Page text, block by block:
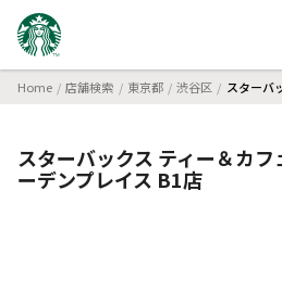
Home 店舗検索 東京都 渋谷区 スターバ
スターバックス ティー＆カフ
ーデンプレイス B1店